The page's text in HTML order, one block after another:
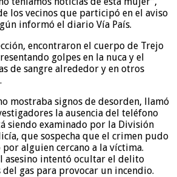
los vecinos que participó en el aviso
informó el diario Vía País.
encontraron el cuerpo de Trejo
golpes en la nuca y el
de sangre alrededor y en otros
mostraba signos de desorden, llamó
la ausencia del teléfono
siendo examinado por la División
que sospecha que el crimen pudo
alguien cercano a la víctima.
asesino intentó ocultar el delito
gas para provocar un incendio.